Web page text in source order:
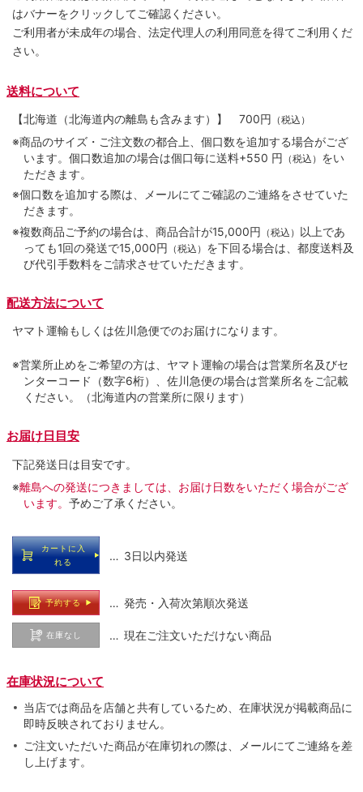
はバナーをクリックしてご確認ください。
ご利用者が未成年の場合、法定代理人の利用同意を得てご利用くだ
さい。
送料について
【北海道（北海道内の離島も含みます）】 700円 （税込）
※商品のサイズ・ご注文数の都合上、個口数を追加する場合がござ
います。個口数追加の場合は個口毎に送料+550 円 （税込） をい
ただきます。
※個口数を追加する際は、メールにてご確認のご連絡をさせていた
だきます。
※複数商品ご予約の場合は、商品合計が15,000円 （税込） 以上であ
っても1回の発送で15,000円 （税込） を下回る場合は、都度送料及
び代引手数料をご請求させていただきます。
配送方法について
ヤマト運輸もしくは佐川急便でのお届けになります。
※営業所止めをご希望の方は、ヤマト運輸の場合は営業所名及びセ
ンターコード（数字6桁）、佐川急便の場合は営業所名をご記載
ください。（北海道内の営業所に限ります）
お届け日目安
下記発送日は目安です。
※離島への発送につきましては、お届け日数をいただく場合がござ
います。 予めご了承ください。
カートに入
れる
… 3日以内発送
予約する … 発売・入荷次第順次発送
在庫なし … 現在ご注文いただけない商品
在庫状況について
当店では商品を店舗と共有しているため、在庫状況が掲載商品に
即時反映されておりません。
ご注文いただいた商品が在庫切れの際は、メールにてご連絡を差
し上げます。